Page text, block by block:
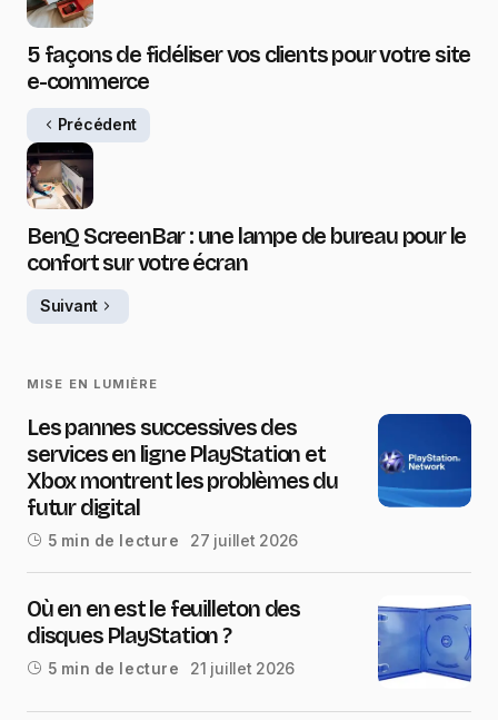
5 façons de fidéliser vos clients pour votre site
e-commerce
Précédent
BenQ ScreenBar : une lampe de bureau pour le
confort sur votre écran
Suivant
MISE EN LUMIÈRE
Les pannes successives des
services en ligne PlayStation et
Xbox montrent les problèmes du
futur digital
5 min de lecture 27 juillet 2026
Où en en est le feuilleton des
disques PlayStation ?
5 min de lecture 21 juillet 2026